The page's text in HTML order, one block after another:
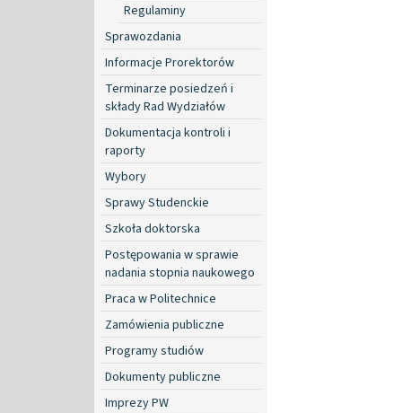
Regulaminy
Sprawozdania
Informacje Prorektorów
Terminarze posiedzeń i
składy Rad Wydziałów
Dokumentacja kontroli i
raporty
Wybory
Sprawy Studenckie
Szkoła doktorska
Postępowania w sprawie
nadania stopnia naukowego
Praca w Politechnice
Zamówienia publiczne
Programy studiów
Dokumenty publiczne
Imprezy PW